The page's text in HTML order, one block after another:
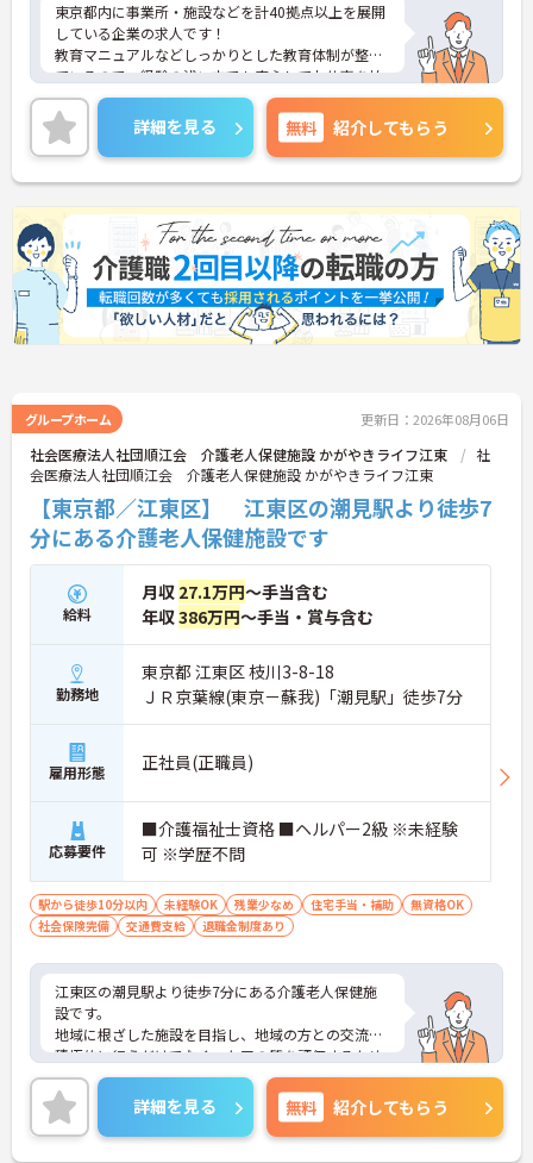
東京都内に事業所・施設などを計40拠点以上を展開
している企業の求人です！
教育マニュアルなどしっかりとした教育体制が整っ
ているので、経験の浅い方でも安心してお仕事を始
めることができます。
ご興味ある方には、面接のポイントなど、さらに詳
細をお話致しますのでお気軽にご相談ください。
詳細を見る 無料 紹介してもらう
グループホーム 更新日：2026年08月06日
社会医療法人社団順江会 介護老人保健施設 かがやきライフ江東
社
会医療法人社団順江会 介護老人保健施設 かがやきライフ江東
【東京都／江東区】 江東区の潮見駅より徒歩7
分にある介護老人保健施設です
給料
月収 27.1万円～手当含む
年収386万円～手当・賞与含む
勤務地
東京都 江東区 枝川3-8-18
ＪＲ京葉線(東京－蘇我)「潮見駅」徒歩7分
雇用形態 正社員(正職員)
応募要件
■介護福祉士資格 ■ヘルパー2級 ※未経験
可 ※学歴不問
駅から徒歩10分以内 未経験OK 残業少なめ 住宅手当・補助
無資格OK
社会保険完備
交通費支給 退職金制度あり
江東区の潮見駅より徒歩7分にある介護老人保健施
設です。
地域に根ざした施設を目指し、地域の方との交流も
積極的に行うだけでなく、ケアの質を評価するため
に外部評価・内部評価を定期的に行っています。
駅からも徒歩10分圏内、また、夜勤の回数など、働
き方のご相談もできます。
ご興味ある方は是非お問い合わせください。
詳細を見る 無料 紹介してもらう